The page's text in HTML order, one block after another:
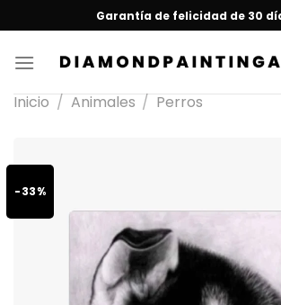
Garantía de felicidad de 30
Inicio / Animales / Perros
-33%